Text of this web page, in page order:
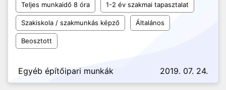
Teljes munkaidő 8 óra 1-2 év szakmai tapasztalat
Szakiskola / szakmunkás képző Általános
Beosztott
Egyéb építőipari munkák 2019. 07. 24.